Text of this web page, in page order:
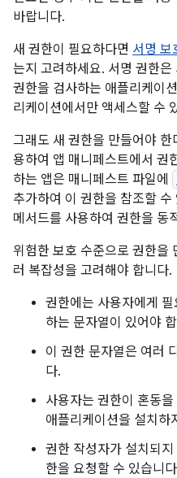
바랍니다.
새 권한이 필요하다면 서명 보
는지 고려하세요. 서명 권한
권한을 검사하는 애플리케이
리케이션에서만 액세스할 수
그래도 새 권한을 만들어야 한
용하여 앱 매니페스트에서 권
하는 앱은 매니페스트 파일에
추가하여 이 권한을 참조할 수
메서드를 사용하여 권한을 동
위험한 보호 수준으로 권한을
러 복잡성을 고려해야 합니다.
권한에는 사용자에게
하는 문자열이 있어야
이 권한 문자열은 여러
다.
사용자는 권한이 혼동
애플리케이션을 설치하
권한 작성자가 설치되
한을 요청할 수 있습니